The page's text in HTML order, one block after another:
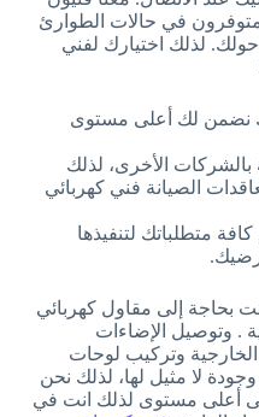
في حالات الطوارئ
لذلك اختيارك لفني
نضمن لك أعلى مستوى
بالشركات الأخرى، لذلك
الصيانة فني كهربائي
متطلباتك لتنفيذها
بحاجة إلى مقاول كهربائي
. وتوصيل الإضاءات
الخارجية وتركيب لوحات
لا مثيل لها، لذلك نحن
أعلى مستوى لذلك انت في